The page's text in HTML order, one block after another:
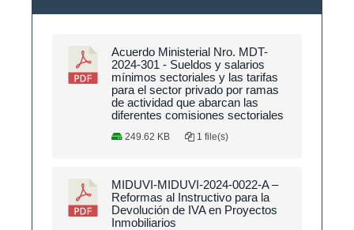
Acuerdo Ministerial Nro. MDT-
2024-301 - Sueldos y salarios
mínimos sectoriales y las tarifas
para el sector privado por ramas
de actividad que abarcan las
diferentes comisiones sectoriales
249.62 KB 1 file(s)
MIDUVI-MIDUVI-2024-0022-A –
Reformas al Instructivo para la
Devolución de IVA en Proyectos
Inmobiliarios